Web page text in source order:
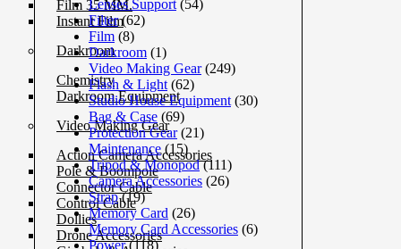
Film 35 MM.
Instant Film
Darkroom
Chemistry
Darkroom Equipment
Video Making Gear
Action Camera Accessories
Pole & Boompole
Connector Cable
Control Cable
Dollies
Drone Accessories
Lenses Support (54)
Filter (62)
Film (8)
Darkroom (1)
Video Making Gear (249)
Flash & Light (62)
Studio House Equipment (30)
Bag & Case (69)
Protection Gear (21)
Maintenance (15)
Tripod & Monopod (111)
Camera Accessories (26)
Strap (19)
Memory Card (26)
Memory Card Accessories (6)
Power (118)